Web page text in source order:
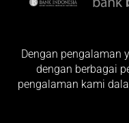
Dengan pengalaman
dengan berbagai
pengalaman kami